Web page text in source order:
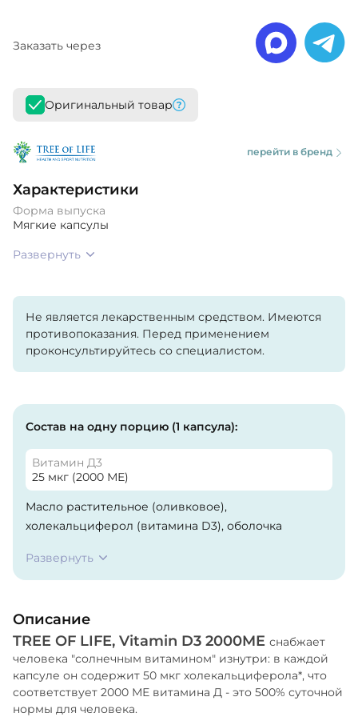
Заказать через
Оригинальный товар
перейти в бренд
Характеристики
Форма выпуска
Мягкие капсулы
Развернуть
Не является лекарственным средством. Имеются
противопоказания. Перед применением
проконсультируйтесь со специалистом.
Состав на одну порцию (1 капсула):
Витамин Д3
25 мкг (2000 МЕ)
Масло растительное (оливковое),
холекальциферол (витамина D3), оболочка
загуститель, вода).
Развернуть
Описание
TREE OF LIFE, Vitamin D3 2000ME снабжает
человека "солнечным витамином" изнутри: в каждой
капсуле он содержит 50 мкг холекальциферола*, что
соответствует 2000 МЕ витамина Д - это 500% суточной
нормы для человека.